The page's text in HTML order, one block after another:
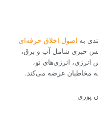
به اصول اخلاق حرفه‌ای
را در ۹ سرویس خبری شامل آب و برق،
انرژی، انرژی‌های نو،
به مخاطبان عرضه می‌کند.
پوری